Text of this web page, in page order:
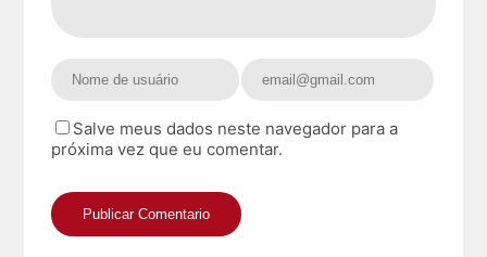
Salve meus dados neste navegador para a
próxima vez que eu comentar.